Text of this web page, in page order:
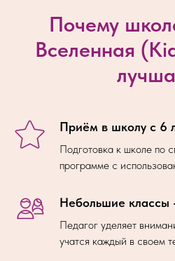
Почему
Вселенная
Приём в школу с 6
Подготовка к школе по
программе с
Небольшие классы
Педагог уделяет
учатся каждый в своем